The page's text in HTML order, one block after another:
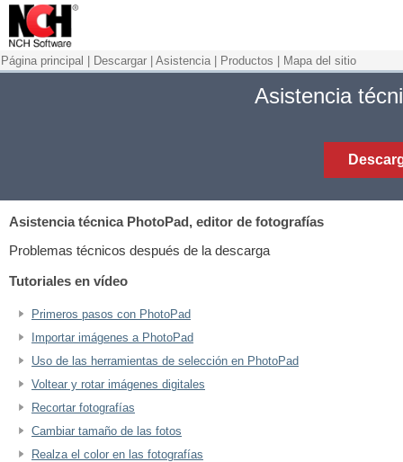
Página principal Descargar Asistencia Productos Mapa del sitio
Asistencia
Asistencia técnicaPhotoPad, editor de fotografías
Problemas técnicos después de la descarga
Tutoriales en vídeo
Primeros pasos con PhotoPad
Importar imágenes a PhotoPad
Uso de las herramientas de selección en PhotoPad
Voltear y rotar imágenes digitales
Recortar fotografías
Cambiar tamaño de las fotos
Realza el color en las fotografías